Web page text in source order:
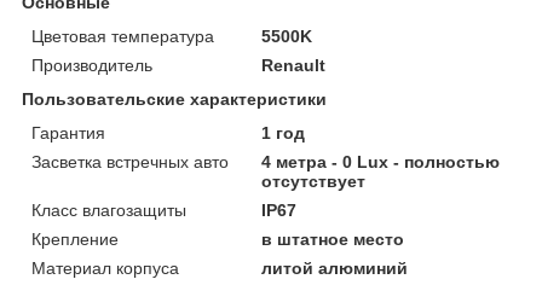
Цветовая температура
5500K
Производитель
Renault
Пользовательские характеристики
Гарантия
1 год
Засветка встречных авто
4 метра - 0 Lux - полностью
отсутствует
Класс влагозащиты
IP67
Крепление
в штатное место
Материал корпуса
литой алюминий